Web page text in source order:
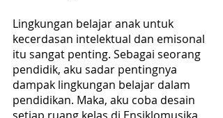
Lingkungan belajar anak untuk
kecerdasan intelektual dan emisonal
itu sangat penting. Sebagai seorang
pendidik, aku sadar pentingnya
dampak lingkungan belajar dalam
pendidikan. Maka, aku coba desain